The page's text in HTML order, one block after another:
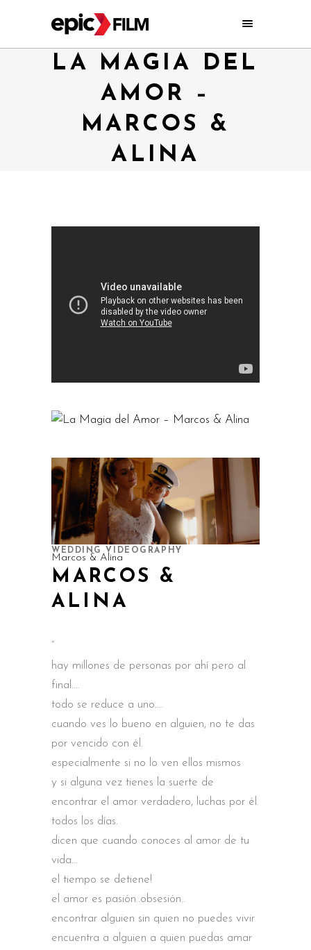
LA MAGIA DEL
AMOR –
MARCOS &
ALINA
Marcos & Alina
WEDDING VIDEOGRAPHY
MARCOS &
ALINA
”
hay millones de personas por ahí pero al
final….
todo se reduce a uno….
cuando ves lo bueno en alguien, no te das
por vencido con él.
especialmente si no lo ven ellos mismos
y si alguna vez tienes la suerte de
encontrar el amor verdadero, luchas por él.
todos los días.
dicen que cuando conoces al amor de tu
vida…
el tiempo se detiene!
el amor es pasión..obsesión..
encontrar alguien sin quien no puedes vivir
encuentra a alguien a quien puedas amar